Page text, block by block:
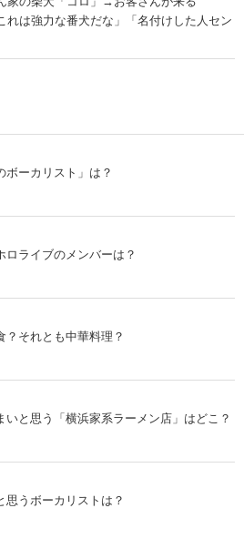
は強力な番犬だな」「名付けした人セン
ボーカリスト」は？
ロライブのメンバーは？
？それとも中華料理？
いと思う「横浜家系ラーメン店」はどこ？
思うボーカリストは？